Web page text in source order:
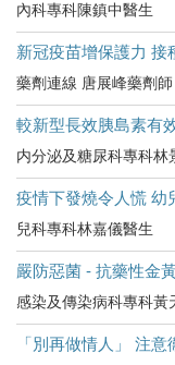
內科專科陳鎮中醫生
新冠疫苗增保護力 接
藥劑連線 唐展峰藥劑師
較新型長效胰島素有
内分泌及糖尿科專科林
疫情下發燒令人慌 幼
兒科專科林嘉儀醫生
嚴防惡菌 - 抗藥性金
感染及傳染病科專科黃
「別再做情人」 注